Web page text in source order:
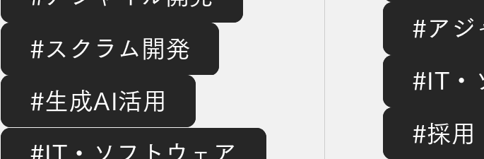
「Cursor」
で“職種の
#スクラム開発
#生成AI活用
#IT・ソフトウェア
抽象
プロ
#アジ
#IT・
#採用